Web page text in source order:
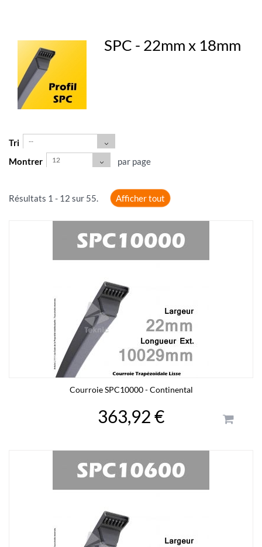
SPC - 22mm x 18mm
Tri --
Montrer 12 par page
Résultats 1 - 12 sur 55. Afficher tout
Courroie SPC10000 - Continental
363,92 €